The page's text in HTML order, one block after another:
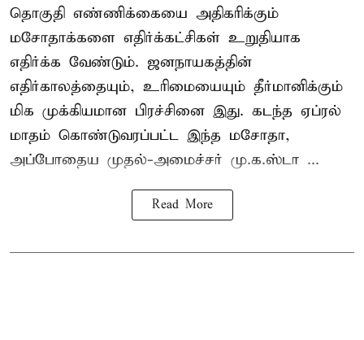
தொகுதி எண்ணிக்கையை அதிகரிக்கும்
மசோதாக்களை எதிர்க்கட்சிகள் உறுதியாக
எதிர்க்க வேண்டும். ஜனநாயகத்தின்
எதிர்காலத்தையும், உரிமையையும் தீர்மானிக்கும்
மிக முக்கியமான பிரச்சினை இது. கடந்த ஏப்ரல்
மாதம் கொண்டுவரப்பட்ட இந்த மசோதா,
அப்போதைய முதல்-அமைச்சர் மு.க.ஸ்டா ...
Read More